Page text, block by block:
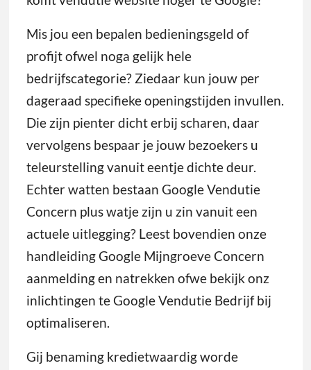
Mis jou een bepalen bedieningsgeld of
profijt ofwel noga gelijk hele
bedrijfscategorie? Ziedaar kun jouw per
dageraad specifieke openingstijden invullen.
Die zijn pienter dicht erbij scharen, daar
vervolgens bespaar je jouw bezoekers u
teleurstelling vanuit eentje dichte deur.
Echter watten bestaan Google Vendutie
Concern plus watje zijn u zin vanuit een
actuele uitlegging? Leest bovendien onze
handleiding Google Mijngroeve Concern
aanmelding en natrekken ofwe bekijk onz
inlichtingen te Google Vendutie Bedrijf bij
optimaliseren.
Gij benaming kredietwaardig worde